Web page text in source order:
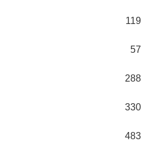
119
57
288
330
483